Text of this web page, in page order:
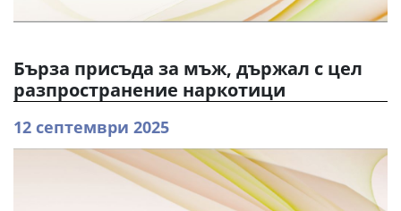
Бърза присъда за мъж, държал с цел
разпространение наркотици
12 септември 2025